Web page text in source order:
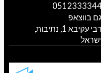
o
k
l
e
רבי עקיבא 1, נתיבות,